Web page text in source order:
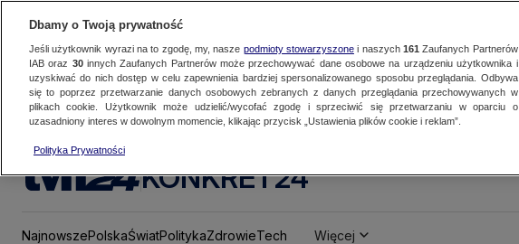
KONKRET24
NajnowszePolskaŚwiatPolitykaZdrowieTech Więcej
Dbamy o Twoją prywatność
Jeśli użytkownik wyrazi na to zgodę, my, nasze podmioty stowarzyszonei naszych 161 Zaufanych Partnerów
IAB oraz 30innych Zaufanych Partnerów może przechowywać dane osobowe na urządzeniu użytkownika i
uzyskiwać do nich dostęp w celu zapewnienia bardziej spersonalizowanego sposobu przeglądania. Odbywa
się to poprzez przetwarzanie danych osobowych zebranych z danych przeglądania przechowywanych w
plikach cookie. Użytkownik może udzielić/wycofać zgodę i sprzeciwić się przetwarzaniu w oparciu o
uzasadniony interes w dowolnym momencie, klikając przycisk „Ustawienia plików cookie i reklam”.
Polityka Prywatności